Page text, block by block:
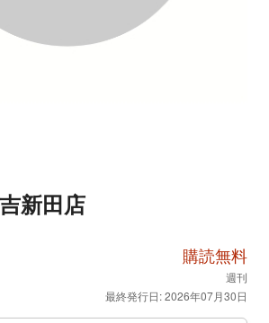
新田店
購読無料
週刊
最終発行日: 2026年07月30日